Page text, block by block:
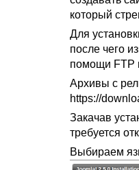
который
Для
после чего
помощи FTP
Архивы с
https://
Закачав
требуется
Выбираем